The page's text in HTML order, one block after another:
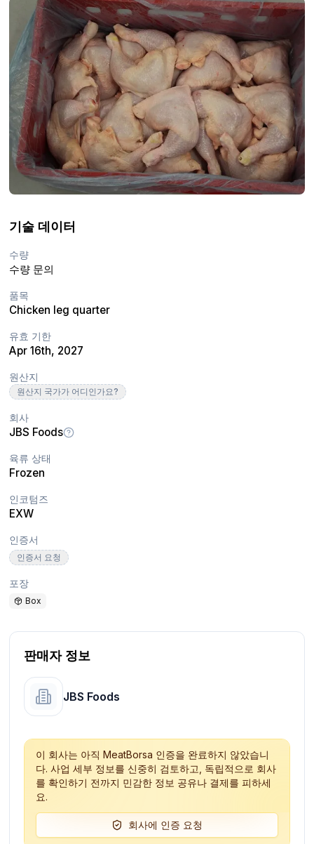
기술 데이터
수량
수량 문의
품목
Chicken leg quarter
유효 기한
Apr 16th, 2027
원산지
원산지 국가가 어디인가요?
회사
JBS Foods
육류 상태
Frozen
인코텀즈
EXW
인증서
인증서 요청
포장
Box
판매자 정보
JBS Foods
이 회사는 아직 MeatBorsa 인증을 완료하지 않았습니
다. 사업 세부 정보를 신중히 검토하고, 독립적으로 회사
를 확인하기 전까지 민감한 정보 공유나 결제를 피하세
요.
회사에 인증 요청